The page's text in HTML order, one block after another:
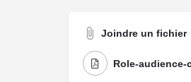
Joindre un fichier
Role-audience-